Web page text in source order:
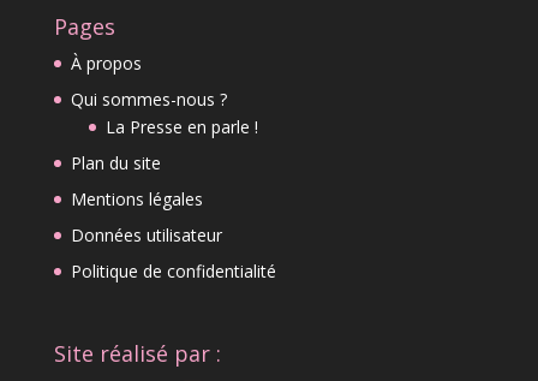
Pages
À propos
Qui sommes-nous ?
La Presse en parle !
Plan du site
Mentions légales
Données utilisateur
Politique de confidentialité
Site réalisé par :